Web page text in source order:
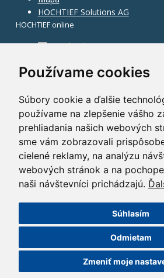
Používame cookies
Súbory cookie a ďalšie
používame na zlepšenie vášho
prehliadania našich webových
sme vám zobrazovali
cielené reklamy, na analýzu
webových stránok a na
naši návštevníci prichádzajú.
Súhlasím
Odmietam
Zmeniť moje
HOCHTIEF Solutions AG
HOCHTIEF online
Facebook
©2014 HOCHTIEF CZ a. s.
Nastavení cookies|